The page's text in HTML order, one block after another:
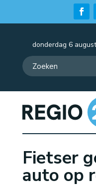
donderdag 6
Fietser
auto op